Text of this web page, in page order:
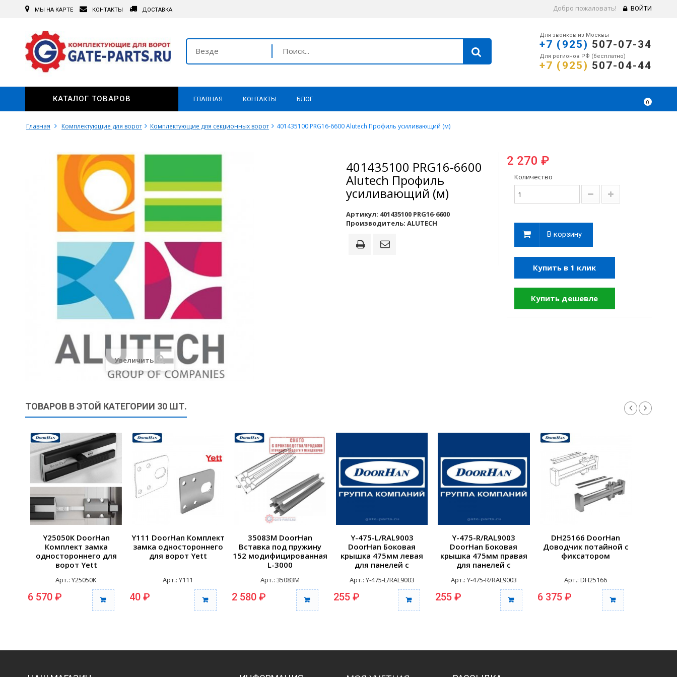
Добро пожаловать! ВОЙТИ
МЫ НА КАРТЕ КОНТАКТЫ ДОСТАВКА
Везде
Для звонков из Москвы
+7 (925) 507-07-34
Для регионов РФ (бесплатно)
+7 (925) 507-04-44
0
ГЛАВНАЯ КОНТАКТЫ БЛОГ
КАТАЛОГ ТОВАРОВ
Главная Комплектующие для ворот Комплектующие для секционных ворот 401435100 PRG16-6600 Alutech Профиль усиливающий (м)
Увеличить
401435100 PRG16-6600
Alutech Профиль
усиливающий (м)
Артикул: 401435100 PRG16-6600
Производитель: ALUTECH
2 270 ₽
Количество
В корзину
Купить в 1 клик
Купить дешевле
ТОВАРОВ В ЭТОЙ КАТЕГОРИИ 30 ШТ.
Y25050K DoorHan
Комплект замка
одностороннего для
ворот Yett
Арт.: Y25050K
6 570 ₽
Y111 DoorHan Комплект
замка одностороннего
для ворот Yett
Арт.: Y111
40 ₽
35083M DoorHan
Вставка под пружину
152 модифицированная
L-3000
Арт.: 35083M
2 580 ₽
Y-475-L/RAL9003
DoorHan Боковая
крышка 475мм левая
для панелей с
крепления RAL9003
Арт.: Y-475-L/RAL9003
255 ₽
Y-475-R/RAL9003
DoorHan Боковая
крышка 475мм правая
для панелей с
крепления RAL9003
Арт.: Y-475-R/RAL9003
255 ₽
DH25166 DoorHan
Доводчик потайной с
фиксатором
Арт.: DH25166
6 375 ₽